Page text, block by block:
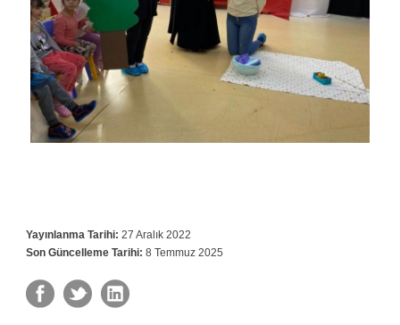
Yayınlanma Tarihi: 27 Aralık 2022
Son Güncelleme Tarihi: 8 Temmuz 2025